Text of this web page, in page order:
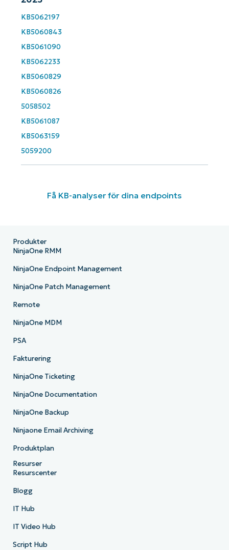
KB5062197
KB5060843
KB5061090
KB5062233
KB5060829
KB5060826
5058502
KB5061087
KB5063159
5059200
Få KB-analyser för dina endpoints
number*
Country
Company
Produkter
NinjaOne RMM
NinjaOne Endpoint Management
NinjaOne Patch Management
Remote
NinjaOne MDM
PSA
Fakturering
NinjaOne Ticketing
NinjaOne Documentation
NinjaOne Backup
Ninjaone Email Archiving
Produktplan
Resurser
Resurscenter
Blogg
IT Hub
IT Video Hub
Script Hub